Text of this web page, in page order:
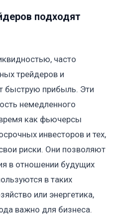
подходят
часто
трейдеров и
быструю прибыль. Эти
немедленного
как фьючерсы
инвесторов и тех,
риски. Они позволяют
в отношении будущих
в таких
или энергетика,
важно для бизнеса.